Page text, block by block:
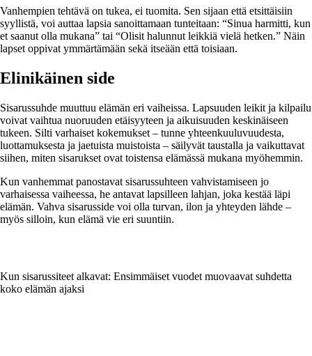
Vanhempien tehtävä on tukea, ei tuomita. Sen sijaan että etsittäisiin
syyllistä, voi auttaa lapsia sanoittamaan tunteitaan: “Sinua harmitti, kun
et saanut olla mukana” tai “Olisit halunnut leikkiä vielä hetken.” Näin
lapset oppivat ymmärtämään sekä itseään että toisiaan.
Elinikäinen side
Sisarussuhde muuttuu elämän eri vaiheissa. Lapsuuden leikit ja kilpailu
voivat vaihtua nuoruuden etäisyyteen ja aikuisuuden keskinäiseen
tukeen. Silti varhaiset kokemukset – tunne yhteenkuuluvuudesta,
luottamuksesta ja jaetuista muistoista – säilyvät taustalla ja vaikuttavat
siihen, miten sisarukset ovat toistensa elämässä mukana myöhemmin.
Kun vanhemmat panostavat sisarussuhteen vahvistamiseen jo
varhaisessa vaiheessa, he antavat lapsilleen lahjan, joka kestää läpi
elämän. Vahva sisarusside voi olla turvan, ilon ja yhteyden lähde –
myös silloin, kun elämä vie eri suuntiin.
Kun sisarussiteet alkavat: Ensimmäiset vuodet muovaavat suhdetta
koko elämän ajaksi